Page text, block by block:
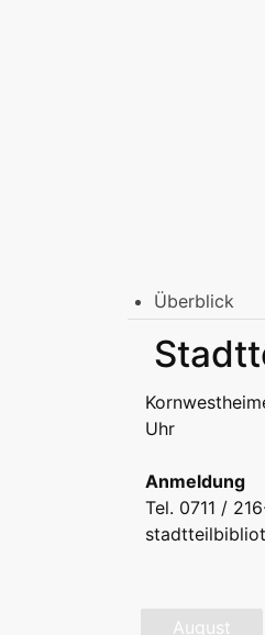
Überblick
Erwachsene
Erwachsene
Podcast
Uhr
Anmeldung
Tel. 0711 /
August